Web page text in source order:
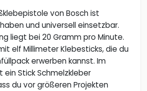
von Bosch ist
und universell einsetzbar.
liegt bei 20 Gramm pro Minute.
elf Millimeter Klebesticks, die du
erwerben kannst. Im
ein Stick Schmelzkleber
du vor größeren Projekten